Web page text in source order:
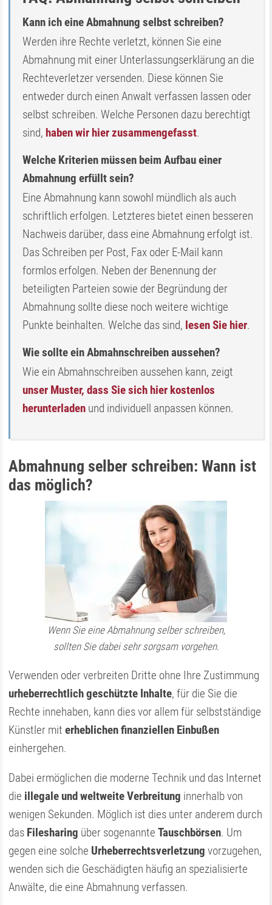
Kann ich eine Abmahnung selbst schreiben?
Werden ihre Rechte verletzt, können Sie eine
Abmahnung mit einer Unterlassungserklärung an die
Rechteverletzer versenden. Diese können Sie
entweder durch einen Anwalt verfassen lassen oder
selbst schreiben. Welche Personen dazu berechtigt
sind,haben wir hier zusammengefasst.
Welche Kriterien müssen beim Aufbau einer
Abmahnung erfüllt sein?
Eine Abmahnung kann sowohl mündlich als auch
schriftlich erfolgen. Letzteres bietet einen besseren
Nachweis darüber, dass eine Abmahnung erfolgt ist.
Das Schreiben per Post, Fax oder E-Mail kann
formlos erfolgen. Neben der Benennung der
beteiligten Parteien sowie der Begründung der
Abmahnung sollte diese noch weitere wichtige
Punkte beinhalten. Welche das sind, lesen Sie hier.
Wie sollte ein Abmahnschreiben aussehen?
Wie ein Abmahnschreiben aussehen kann, zeigt
unser Muster, dass Sie sich hier kostenlos
herunterladen und individuell anpassen können.
Abmahnung selber schreiben: Wann ist
das möglich?
Wenn Sie eine Abmahnung selber schreiben,
sollten Sie dabei sehr sorgsam vorgehen.
Verwenden oder verbreiten Dritte ohne Ihre Zustimmung
urheberrechtlich geschützte Inhalte, für die Sie die
Rechte innehaben, kann dies vor allem für selbstständige
Künstler miterheblichen finanziellen Einbußen
einhergehen.
Dabei ermöglichen die moderne Technik und das Internet
die illegale und weltweite Verbreitung innerhalb von
wenigen Sekunden. Möglich ist dies unter anderem durch
das Filesharing über sogenannteTauschbörsen. Um
gegen eine solche Urheberrechtsverletzung vorzugehen,
wenden sich die Geschädigten häufig an spezialisierte
Anwälte, die eine Abmahnung verfassen.